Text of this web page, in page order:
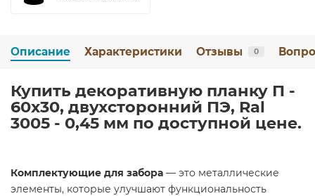
Описание Характеристики Отзывы 0
Купить декоративную планку П -
60х30, двухсторонний ПЭ, Ral
3005 - 0,45 мм по доступной цене.
Комплектующие для забора — это металлические
элементы, которые улучшают функциональность